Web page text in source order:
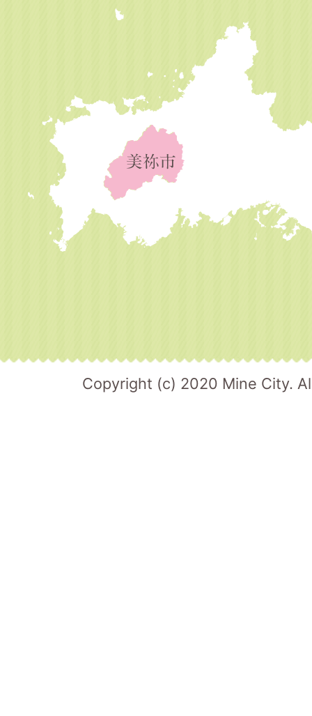
Copyright (c) 2020 Mine City.